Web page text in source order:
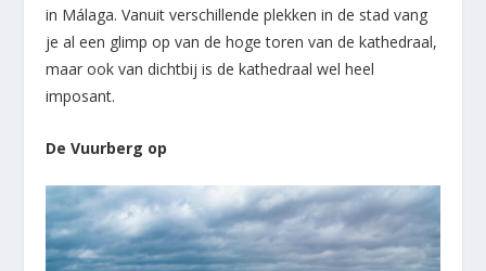
in Málaga. Vanuit verschillende plekken in de stad vang
je al een glimp op van de hoge toren van de kathedraal,
maar ook van dichtbij is de kathedraal wel heel
imposant.
De Vuurberg op